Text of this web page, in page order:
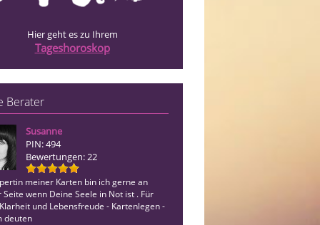
Hier geht es zu Ihrem
Tageshoroskop
Berater
Susanne
PIN: 494
Bewertungen: 22
meiner Karten bin ich gerne an
Seite wenn Deine Seele in Not ist . Für
und Lebensfreude - Kartenlegen -
deuten